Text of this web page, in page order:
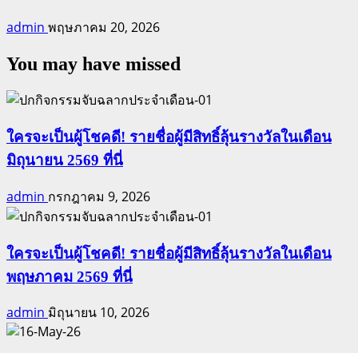
admin พฤษภาคม 20, 2026
You may have missed
ใครจะเป็นผู้โชคดี! รายชื่อผู้มีสิทธิ์ลุ้นรางวัลในเดือน
มิถุนายน 2569 ที่นี่
admin กรกฎาคม 9, 2026
ใครจะเป็นผู้โชคดี! รายชื่อผู้มีสิทธิ์ลุ้นรางวัลในเดือน
พฤษภาคม 2569 ที่นี่
admin มิถุนายน 10, 2026